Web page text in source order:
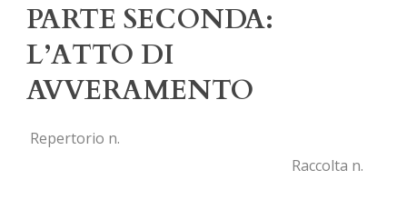
PARTE SECONDA:
L’ATTO DI
AVVERAMENTO
Repertorio n.
Raccolta n.